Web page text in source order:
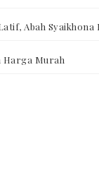
Abah Syaikhona
Harga Murah